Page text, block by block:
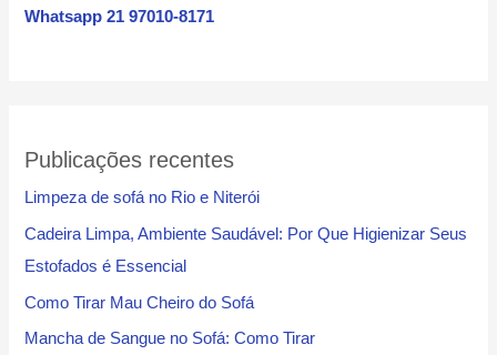
s
Whatsapp 21 97010-8171
Publicações recentes
Limpeza de sofá no Rio e Niterói
Cadeira Limpa, Ambiente Saudável: Por Que Higienizar Seus
Estofados é Essencial
Como Tirar Mau Cheiro do Sofá
Mancha de Sangue no Sofá: Como Tirar